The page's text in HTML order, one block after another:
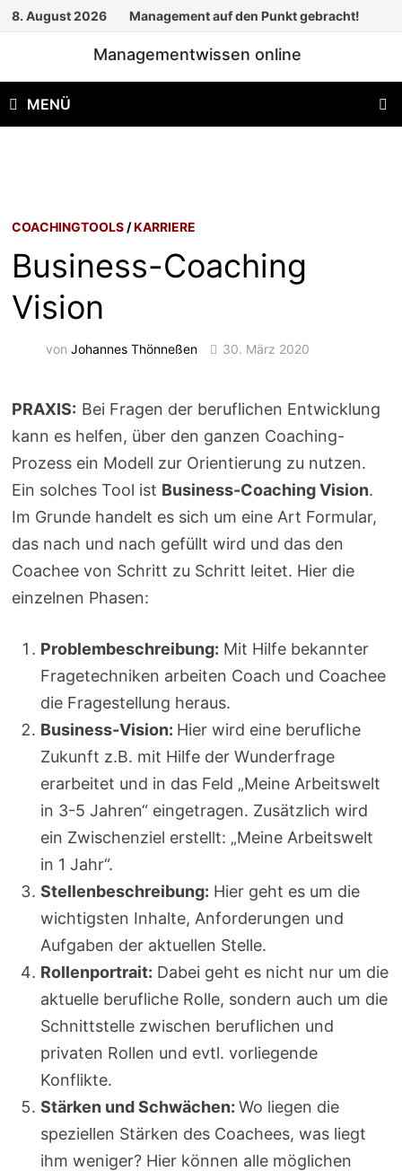
Zum
8. August 2026 Management auf den Punkt gebracht!
Managementwissen online
MENÜ
COACHINGTOOLS /KARRIERE
Business-Coaching
Vision
vonJohannes Thönneßen 30. März 2020
PRAXIS: Bei Fragen der beruflichen Entwicklung
kann es helfen, über den ganzen Coaching-
Prozess ein Modell zur Orientierung zu nutzen.
Ein solches Tool ist Business-Coaching Vision.
Im Grunde handelt es sich um eine Art Formular,
das nach und nach gefüllt wird und das den
Coachee von Schritt zu Schritt leitet. Hier die
einzelnen Phasen:
Problembeschreibung: Mit Hilfe bekannter
Fragetechniken arbeiten Coach und Coachee
die Fragestellung heraus.
Business-Vision: Hier wird eine berufliche
Zukunft z.B. mit Hilfe der Wunderfrage
erarbeitet und in das Feld „Meine Arbeitswelt
in 3-5 Jahren“ eingetragen. Zusätzlich wird
ein Zwischenziel erstellt: „Meine Arbeitswelt
in 1 Jahr“.
Stellenbeschreibung: Hier geht es um die
wichtigsten Inhalte, Anforderungen und
Aufgaben der aktuellen Stelle.
Rollenportrait: Dabei geht es nicht nur um die
aktuelle berufliche Rolle, sondern auch um die
Schnittstelle zwischen beruflichen und
privaten Rollen und evtl. vorliegende
Konflikte.
Stärken und Schwächen:Wo liegen die
speziellen Stärken des Coachees, was liegt
ihm weniger? Hier können alle möglichen